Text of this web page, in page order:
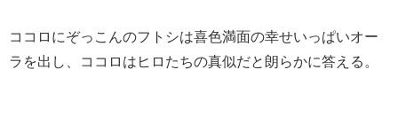
ココロにぞっこんのフトシは喜色満面の幸せいっぱいオー
ラを出し、ココロはヒロたちの真似だと朗らかに答える。